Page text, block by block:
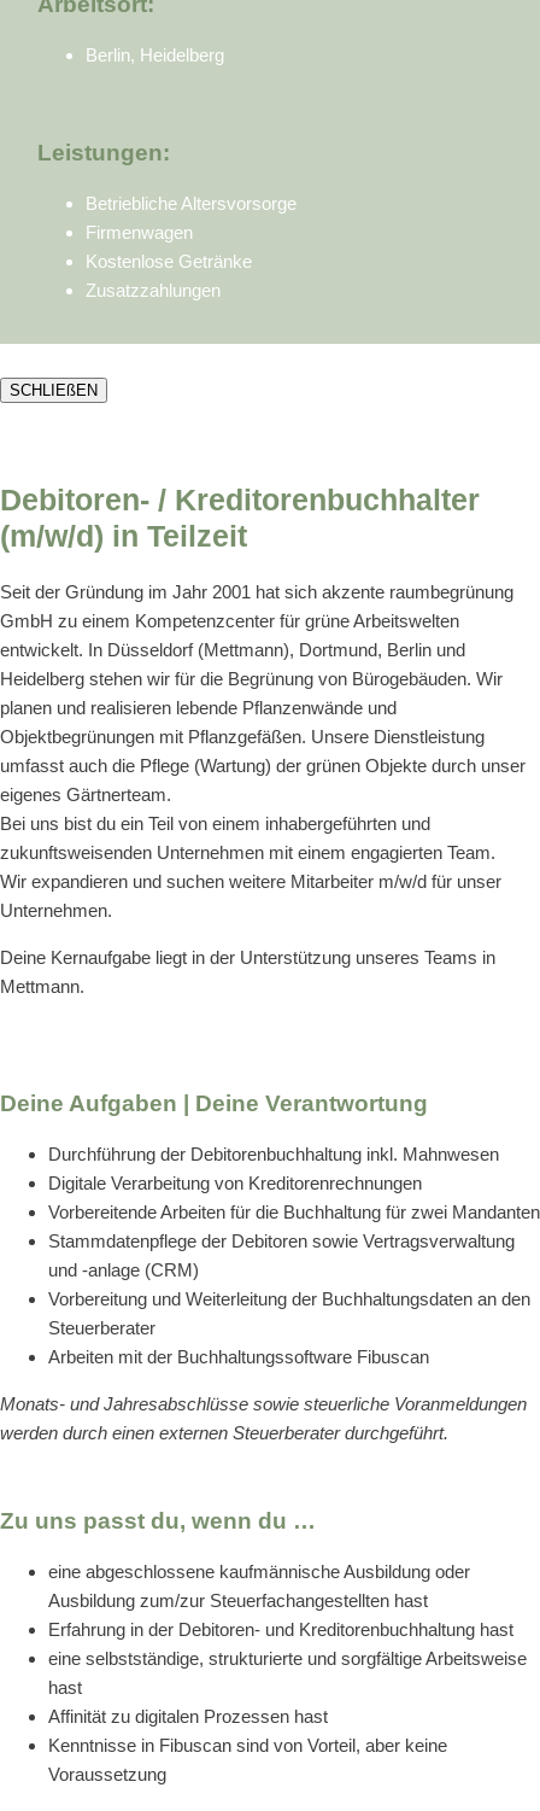
Berlin, Heidelberg
Leistungen:
Betriebliche Altersvorsorge
Firmenwagen
Kostenlose Getränke
Zusatzzahlungen
SCHLIEßEN
Debitoren- / Kreditorenbuchhalter
(m/w/d) in Teilzeit
Seit der Gründung im Jahr 2001 hat sich akzente raumbegrünung
GmbH zu einem Kompetenzcenter für grüne Arbeitswelten
entwickelt. In Düsseldorf (Mettmann), Dortmund, Berlin und
Heidelberg stehen wir für die Begrünung von Bürogebäuden. Wir
planen und realisieren lebende Pflanzenwände und
Objektbegrünungen mit Pflanzgefäßen. Unsere Dienstleistung
umfasst auch die Pflege (Wartung) der grünen Objekte durch unser
eigenes Gärtnerteam.
Bei uns bist du ein Teil von einem inhabergeführten und
zukunftsweisenden Unternehmen mit einem engagierten Team.
Wir expandieren und suchen weitere Mitarbeiter m/w/d für unser
Unternehmen.
Deine Kernaufgabe liegt in der Unterstützung unseres Teams in
Mettmann.
Deine Aufgaben | Deine Verantwortung
Durchführung der Debitorenbuchhaltung inkl. Mahnwesen
Digitale Verarbeitung von Kreditorenrechnungen
Vorbereitende Arbeiten für die Buchhaltung für zwei Mandanten
Stammdatenpflege der Debitoren sowie Vertragsverwaltung
und -anlage (CRM)
Vorbereitung und Weiterleitung der Buchhaltungsdaten an den
Steuerberater
Arbeiten mit der Buchhaltungssoftware Fibuscan
Monats- und Jahresabschlüsse sowie steuerliche Voranmeldungen
werden durch einen externen Steuerberater durchgeführt.
Zu uns passt du, wenn du …
eine abgeschlossene kaufmännische Ausbildung oder
Ausbildung zum/zur Steuerfachangestellten hast
Erfahrung in der Debitoren- und Kreditorenbuchhaltung hast
eine selbstständige, strukturierte und sorgfältige Arbeitsweise
hast
Affinität zu digitalen Prozessen hast
Kenntnisse in Fibuscan sind von Vorteil, aber keine
Voraussetzung